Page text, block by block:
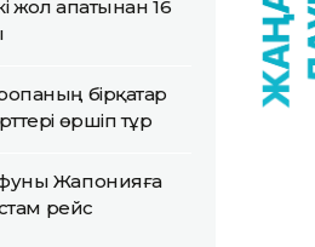
жол апатынан 16
бірқатар
өршіп тұр
Жапонияға
рейс